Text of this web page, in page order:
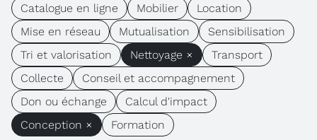
Catalogue en ligne
Mobilier
Location
Mise en réseau
Mutualisation
Sensibilisation
Tri et valorisation
Nettoyage ×
Transport
Collecte
Conseil et accompagnement
Don ou échange
Calcul d'impact
Conception ×
Formation